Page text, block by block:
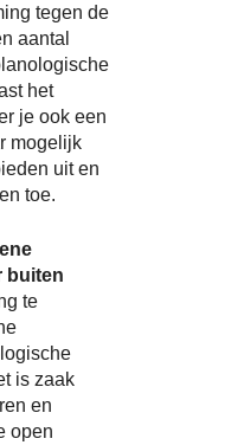
tegen de
aantal
het
je ook een
mogelijk
uit en
toe.
buiten
te
is zaak
en
open